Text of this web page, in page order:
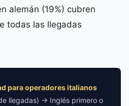
alemán (19%) cubren
todas las llegadas
para operadores italianos
llegadas) → Inglés primero o